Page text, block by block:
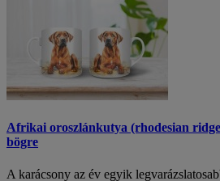
Afrikai oroszlánkutya (rhodesian
bögre
A karácsony az év egyik